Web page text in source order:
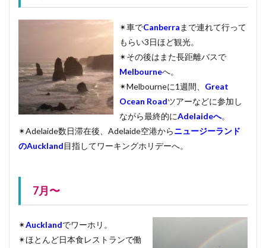
✴︎車でCanberra まで連れて行って
もらい3日ほど観光。
✴︎その後はまた長距離バスで
Melbourneへ。
✴︎Melbourneに1週間、 Great
Ocean Roadツアーなどに参加し
ながら最終的にAdelaideへ。
✴︎Adelaide数日滞在後、Adelaide空港からニュージーランド
のAuckland目指してワーキングホリデーへ。
7月〜
✴︎Aucklandでワーホリ。
✴︎ほとんど日本食レストランで働